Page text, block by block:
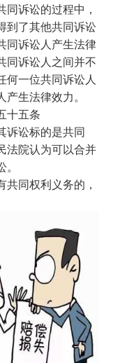
诉讼的过程中，
到了其他共同诉讼
同诉讼人产生法律
同诉讼人之间并不
何一位共同诉讼人
生法律效力。
十五条
诉讼标的是共同
法院认为可以合并
同权利义务的，